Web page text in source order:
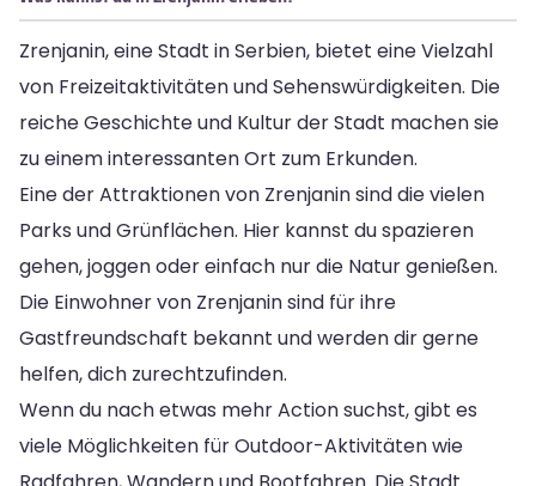
Zrenjanin, eine Stadt in Serbien, bietet eine Vielzahl
von Freizeitaktivitäten und Sehenswürdigkeiten. Die
reiche Geschichte und Kultur der Stadt machen sie
zu einem interessanten Ort zum Erkunden.
Eine der Attraktionen von Zrenjanin sind die vielen
Parks und Grünflächen. Hier kannst du spazieren
gehen, joggen oder einfach nur die Natur genießen.
Die Einwohner von Zrenjanin sind für ihre
Gastfreundschaft bekannt und werden dir gerne
helfen, dich zurechtzufinden.
Wenn du nach etwas mehr Action suchst, gibt es
viele Möglichkeiten für Outdoor-Aktivitäten wie